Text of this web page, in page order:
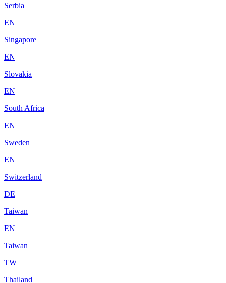
Serbia
EN
Singapore
EN
Slovakia
EN
South Africa
EN
Sweden
EN
Switzerland
DE
Taiwan
EN
Taiwan
TW
Thailand